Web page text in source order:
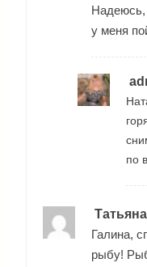
Надеюсь,
у меня
по
Татьяна
Галина,
рыбу!